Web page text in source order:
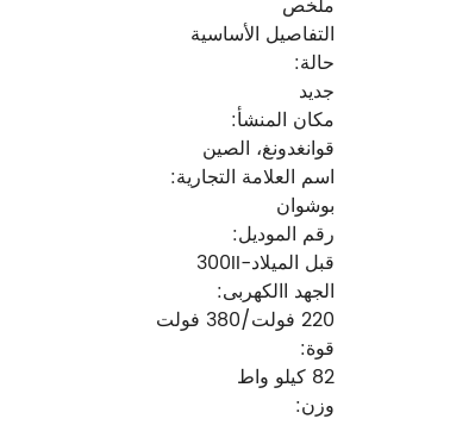
التفاصيل الأساسية
حالة:
جديد
مكان المنشأ:
قوانغدونغ، الصين
اسم العلامة التجارية:
بوشوان
رقم الموديل:
قبل الميلاد-300II
الجهد االكهربى:
220 فولت/380 فولت
قوة:
82 كيلو واط
وزن: